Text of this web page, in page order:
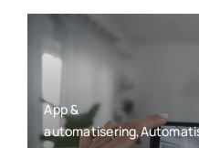
App &